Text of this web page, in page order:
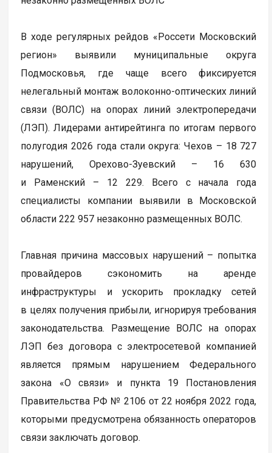
В ходе регулярных рейдов «Россети Московский
регион» выявили муниципальные округа
Подмосковья, где чаще всего фиксируется
нелегальный монтаж волоконно-оптических линий
связи (ВОЛС) на опорах линий электропередачи
(ЛЭП). Лидерами антирейтинга по итогам первого
полугодия 2026 года стали округа: Чехов – 18 727
нарушений, Орехово-Зуевский – 16 630
и Раменский – 12 229. Всего с начала года
специалисты компании выявили в Московской
области 222 957 незаконно размещенных ВОЛС.
Главная причина массовых нарушений – попытка
провайдеров сэкономить на аренде
инфраструктуры и ускорить прокладку сетей
в целях получения прибыли, игнорируя требования
законодательства. Размещение ВОЛС на опорах
ЛЭП без договора с электросетевой компанией
является прямым нарушением Федерального
закона «О связи» и пункта 19 Постановления
Правительства РФ № 2106 от 22 ноября 2022 года,
которыми предусмотрена обязанность операторов
связи заключать договор.